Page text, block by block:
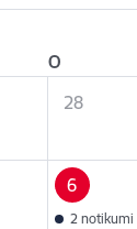
O
28
6
2 notikumi